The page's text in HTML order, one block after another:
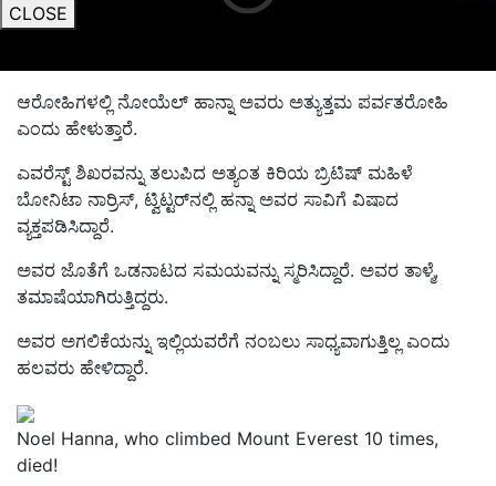
CLOSE
ಆರೋಹಿಗಳಲ್ಲಿ ನೋಯೆಲ್ ಹಾನ್ನಾ ಅವರು ಅತ್ಯುತ್ತಮ ಪರ್ವತರೋಹಿ
ಎಂದು ಹೇಳುತ್ತಾರೆ.
ಎವರೆಸ್ಟ್ ಶಿಖರವನ್ನು ತಲುಪಿದ ಅತ್ಯಂತ ಕಿರಿಯ ಬ್ರಿಟಿಷ್ ಮಹಿಳೆ
ಬೋನಿಟಾ ನಾರ್ರಿಸ್, ಟ್ವಿಟ್ಟರ್‌ನಲ್ಲಿ ಹನ್ನಾ ಅವರ ಸಾವಿಗೆ ವಿಷಾದ
ವ್ಯಕ್ತಪಡಿಸಿದ್ದಾರೆ.
ಅವರ ಜೊತೆಗೆ ಒಡನಾಟದ ಸಮಯವನ್ನು ಸ್ಮರಿಸಿದ್ದಾರೆ. ಅವರ ತಾಳ್ಮೆ,
ತಮಾಷೆಯಾಗಿರುತ್ತಿದ್ದರು.
ಅವರ ಅಗಲಿಕೆಯನ್ನು ಇಲ್ಲಿಯವರೆಗೆ ನಂಬಲು ಸಾಧ್ಯವಾಗುತ್ತಿಲ್ಲ ಎಂದು
ಹಲವರು ಹೇಳಿದ್ದಾರೆ.
Noel Hanna, who climbed Mount Everest 10 times,
died!